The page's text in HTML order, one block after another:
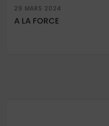
29 MARS 2024
A LA FORCE